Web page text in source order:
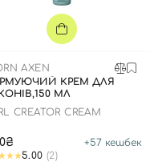
AXEN
КРЕМ ДЛЯ
МЛ
CREATOR CREAM
+57 кешбек
5.00 (2)